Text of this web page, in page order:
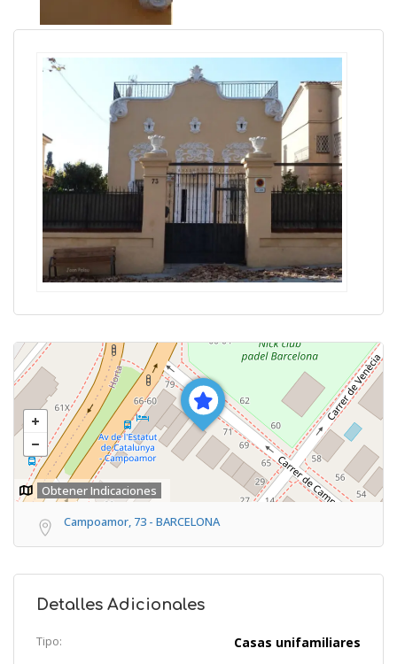
Obtener Indicaciones
Campoamor, 73 - BARCELONA
Detalles Adicionales
Tipo: Casas unifamiliares